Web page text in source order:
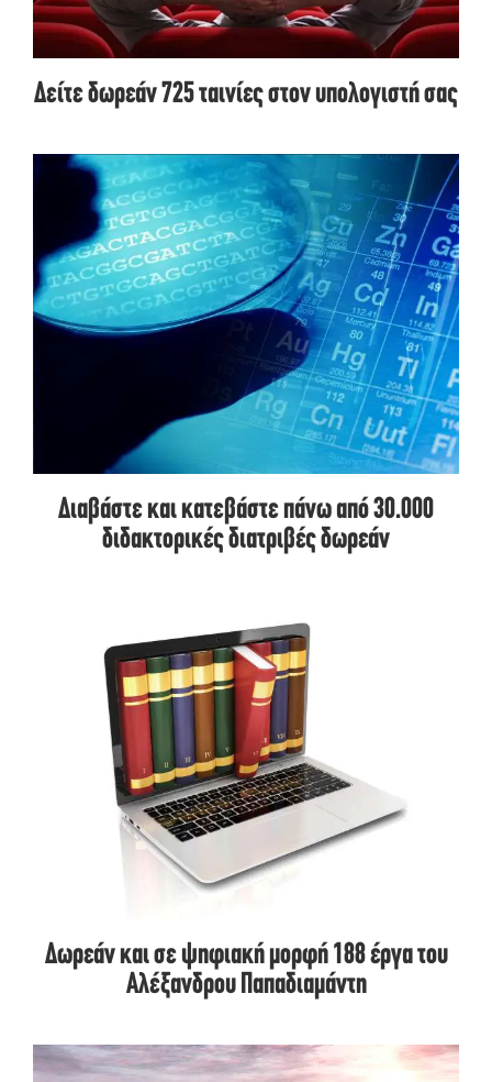
Δείτε δωρεάν 725 ταινίες στον υπολογιστή σας
Διαβάστε και κατεβάστε πάνω από 30.000
διδακτορικές διατριβές δωρεάν
Δωρεάν και σε ψηφιακή μορφή 188 έργα του
Αλέξανδρου Παπαδιαμάντη